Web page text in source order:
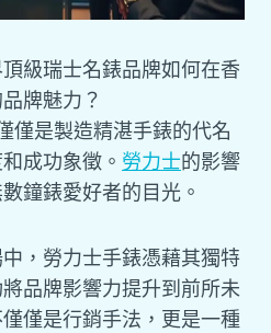
級瑞士名錶品牌如何在香
牌魅力？
僅是製造精湛手錶的代名
成功象徵。 勞力士的影響
鐘錶愛好者的目光。
，勞力士手錶憑藉其獨特
品牌影響力提升到前所未
僅是行銷手法，更是一種